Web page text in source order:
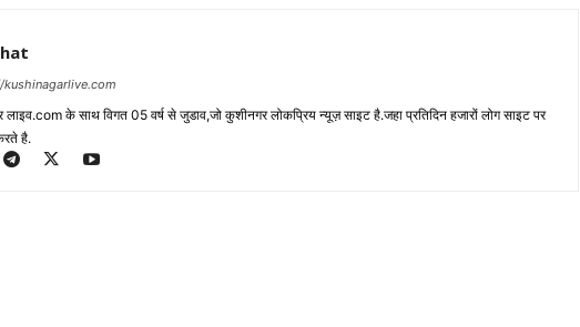
लाइव.com के साथ विगत 05 वर्ष से जुडाव,जो कुशीनगर लोकप्रिय न्यूज़ साइट है.जहा प्रतिदिन हजारों लोग साइट पर
है.